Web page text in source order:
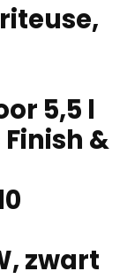
5,5 l
&
zwart